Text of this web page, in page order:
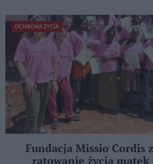
OCHRONA ŻYCIA
Fundacja Missio Cordis